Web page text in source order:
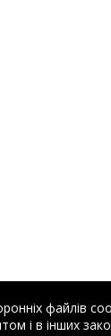
файлів
і в інших